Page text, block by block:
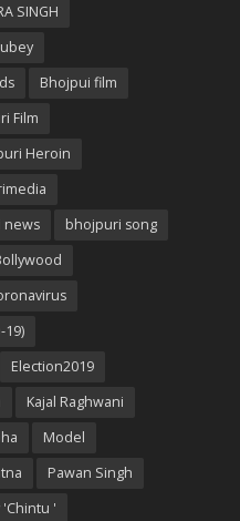
SINGH
Bhojpui film
Film
Heroin
news
bhojpuri song
19)
Election2019
Kajal Raghwani
Model
Pawan Singh
'